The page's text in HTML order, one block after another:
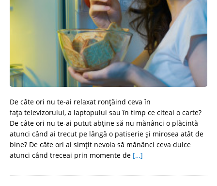
De câte ori nu te-ai relaxat ronțăind ceva în
fața televizorului, a laptopului sau în timp ce citeai o carte?
De câte ori nu te-ai putut abține să nu mănânci o plăcintă
atunci când ai trecut pe lângă o patiserie și mirosea atât de
bine? De câte ori ai simțit nevoia să mănânci ceva dulce
atunci când treceai prin momente de […]